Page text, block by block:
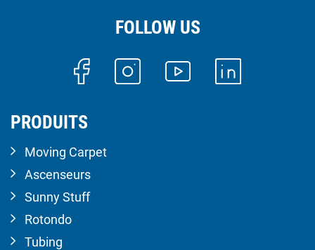
FOLLOW US
PRODUITS
Moving Carpet
Ascenseurs
Sunny Stuff
Rotondo
Tubing